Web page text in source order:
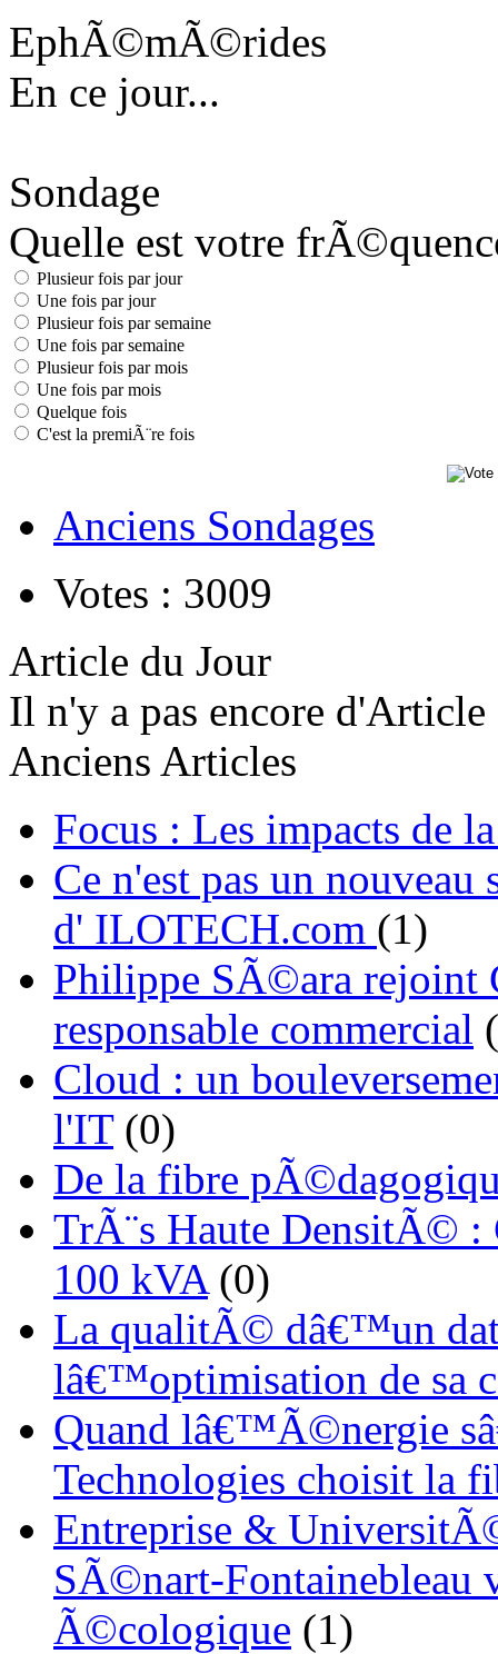
EphÃ©mÃ©rides
En ce jour...
Sondage
Quelle est votre
Plusieur fois par jour
Une fois par jour
Plusieur fois par semaine
Une fois par semaine
Plusieur fois par mois
Une fois par mois
Quelque fois
C'est la premiÃ¨re fois
Anciens Sondages
Votes : 3009
Article du Jour
Il n'y a pas encore d'Article
Anciens Articles
Focus : Les impacts de
Ce n'est pas un
d' ILOTECH.com (1)
Philippe SÃ©ara rejoint
responsable commercial
Cloud : un
l'IT(0)
De la fibre
TrÃ¨s Haute DensitÃ© :
100 kVA(0)
La qualitÃ© dâ€™un
lâ€™optimisation de sa
Quand lâ€™Ã©nergie
Technologies choisit la
Entreprise &
SÃ©nart-Fontainebleau
Ã©cologique (1)